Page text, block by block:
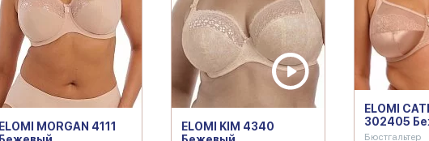
ELOMI MORGAN 4111
ELOMI KIM 4340
ELOMI
302405
Бюстгальтер